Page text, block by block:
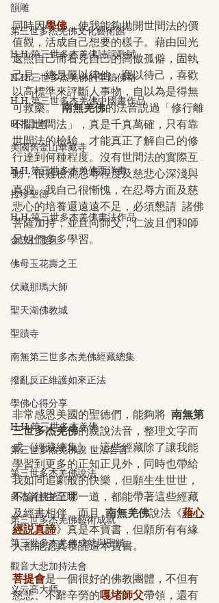
韻雕
第三世多杰羌佛文化藝術館
H.H.第三世多杰羌佛詩詞歌賦
H.H.三世多杰羌佛的聖蹟佛格
H.H.第三世多杰羌佛中國畫作品
旺扎上尊
美國舊金山華藏寺
H.H.第三世多杰羌佛西洋畫
拉珍聖德
H.H.第三世多杰羌佛書法作品
金巴仁波且
佛母玉花壽之王
伏藏那瑪大師
聖天湖佛教城
聖蹟寺
南無第三世多杰羌佛經藏總集
撥亂反正維護如來正法
學佛心得分享
H.H.第三世多杰羌佛
第三世多杰羌佛說 世法哲言
第三世多杰羌佛說法
多杰羌佛第三世
第三世多杰羌佛藝術成就
第三世多杰羌佛成就與聖蹟
觀音大悲加持法會
义云高大师
同時因學佛，使我能夠拋開世間法的價
值觀，活成自己想要的樣子。藉由回光
返照自己而看見自己的高傲孤僻，固執
己見，總是嚴以律他，寬以待己，喜歡
以高標準來評斷人事物，自以為是得無
可救藥。 南無羌佛的法音説過「修行離
不開世間法」，真是千真萬確，只有靠
世間法的檢驗，才能真正了解自己的修
行達到何種程度。沒有世間法的實際互
動，很難檢測忍辱程度及慈悲心深淺與
真假。我自己很慚愧，在忍辱方面及慈
悲心的培養還遠遠不足，必須懇請  諸佛
菩薩加持，並且向師父，仁波且們和師
兄姐們多多學習。
非常感恩美國的聖德們，能夠將 南無第
三世多杰羌佛的親說法音，整理文字而
成《經藏總集》，這些經藏除了讓我能
學習到更多的正知正見外，同時也帶給
我如同追劇般的快樂，但願生生世世，
不論往生至哪一道，都能帶著這些經藏
及經書相伴。而且 南無羌佛說法《藉心
經説真諦》真是本寶書，但願所有有緣
人都能認真恭誦這本寶書。
菩提會是一個很好的佛教團體，不但有
慈悲、不辭辛勞的嘎堵師父帶領，還有